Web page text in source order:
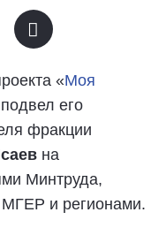
«Моя
его
фракции
на
Минтруда,
и регионами.